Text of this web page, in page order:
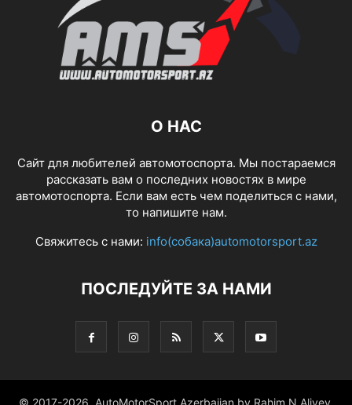
О НАС
Сайт для любителей автомотоспорта. Мы постараемся
рассказать вам о последних новостях в мире
автомотоспорта. Если вам есть чем поделиться с нами,
то напишите нам.
Свяжитесь с нами: info(собака)automotorsport.az
ПОСЛЕДУЙТЕ ЗА НАМИ
© 2017-2026. AutoMotorSport Azerbaijan by Rahim N.Aliyev.